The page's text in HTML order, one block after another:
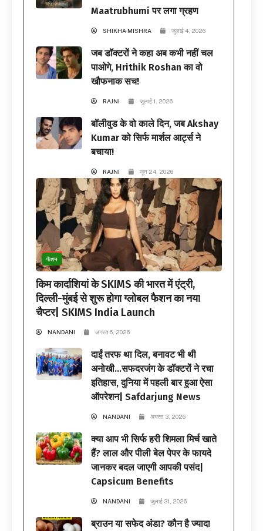
Maatrubhumi पर लगा ग्रहण
SHIKHA MISHRA जुलाई 4, 2026
जब डॉक्टरों ने कहा अब कभी नहीं चल
पाओगे, Hrithik Roshan का वो
खौफनाक सच!
RAJNI जुलाई 1, 2026
बॉलीवुड के वो काले दिन, जब Akshay
Kumar को सिर्फ मार्शल आर्ट्स ने
बचाया!
RAJNI जून 24, 2026
फैशन
किम कार्दाशियां के SKIMS की भारत में एंट्री,
दिल्ली-मुंबई से शुरू होगा ग्लोबल फैशन का नया
चैप्टर| SKIMS India Launch
NANDANI अगस्त 6, 2026
दाईं तरफ था दिल, बनावट भी थी
अनोखी…सफदरजंग के डॉक्टरों ने रचा
इतिहास, दुनिया में पहली बार हुआ ऐसा
ऑपरेशन| Safdarjung News
NANDANI अगस्त 3, 2026
क्या आप भी सिर्फ हरी शिमला मिर्च खाते
हैं? लाल और पीली बेल पेपर के फायदे
जानकर बदल जाएगी आपकी पसंद|
Capsicum Benefits
NANDANI जुलाई 31, 2026
ब्राउन या सफेद अंडा? कौन है ज्यादा